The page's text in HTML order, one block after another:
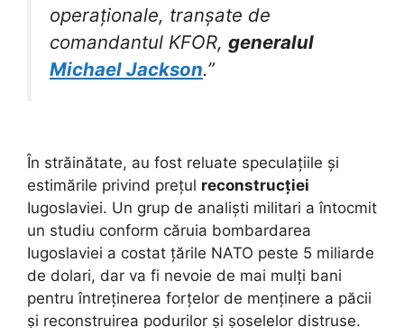
operaționale, tranșate de
comandantul KFOR, generalul
Michael Jackson.”
În străinătate, au fost reluate speculațiile și
estimările privind prețul reconstrucției
Iugoslaviei. Un grup de analiști militari a întocmit
un studiu conform căruia bombardarea
Iugoslaviei a costat țările NATO peste 5 miliarde
de dolari, dar va fi nevoie de mai mulți bani
pentru întreținerea forțelor de menținere a păcii
și reconstruirea podurilor și șoselelor distruse.